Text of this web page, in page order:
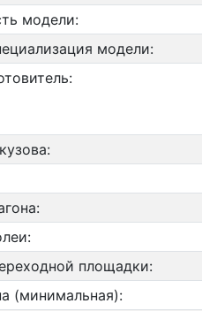
модели:
модели:
площадки:
(минимальная):